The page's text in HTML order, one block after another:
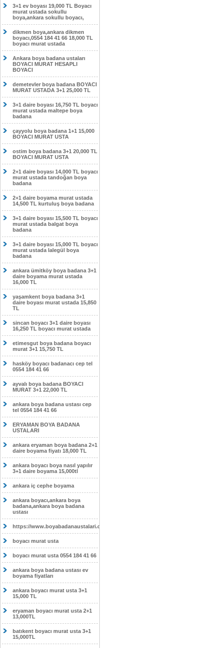
3+1 ev boyası 19,000 TL Boyacı
murat ustada sokullu
boya,ankara sokullu boyacı,
dikmen boya,ankara dikmen
boyacı,0554 184 41 66 18,000 TL
boyacı murat ustada
Ankara boya badana ustaları
BOYACI MURAT HESAPLI
BOYACI
demetevler boya badana BOYACI
MURAT USTADA 3+1 25,000 TL
3+1 daire boyası 16,750 TL boyacı
murat ustada maltepe boya
badana
çayyolu boya badana 1+1 15,000
BOYACI MURAT USTA
ostim boya badana 3+1 20,000 TL
BOYACI MURAT USTA
2+1 daire boyası 14,000 TL boyacı
murat ustada tandoğan boya
badana
2+1 daire boyama murat ustada
14,500 TL kurtuluş boya badana
3+1 daire boyası 15,500 TL boyacı
murat ustada balgat boya
badana
3+1 daire boyası 15,000 TL boyacı
murat ustada lalegül boya
badana
ankara ümitköy boya badana 3+1
daire boyama murat ustada
16,000 TL
yaşamkent boya badana 3+1
daire boyası murat ustada 15,850
TL
sincan boyacı 3+1 daire boyası
16,250 TL boyacı murat ustada
etimesgut boya badana boyacı
murat 3+1 15,750 TL
hasköy boyacı badanacı cep tel
0554 184 41 66
ayvalı boya badana BOYACI
MURAT 3+1 22,000 TL
ankara boya badana ustası cep
tel 0554 184 41 66
ERYAMAN BOYA BADANA
USTALARI
ankara eryaman boya badana 2+1
daire boyama fiyatı 18,000 TL
ankara boyacı boya nasıl yapılır
3+1 daire boyama 15,000tl
ankara iç cephe boyama
ankara boyacı,ankara boya
badana,ankara boya badana
ustası
https://www.boyabadanaustalari.com/
boyacı murat usta
boyacı murat usta 0554 184 41 66
ankara boya badana ustası ev
boyama fiyatları
ankara boyacı murat usta 3+1
15,000 TL
eryaman boyacı murat usta 2+1
13,000TL
batıkent boyacı murat usta 3+1
15,000TL